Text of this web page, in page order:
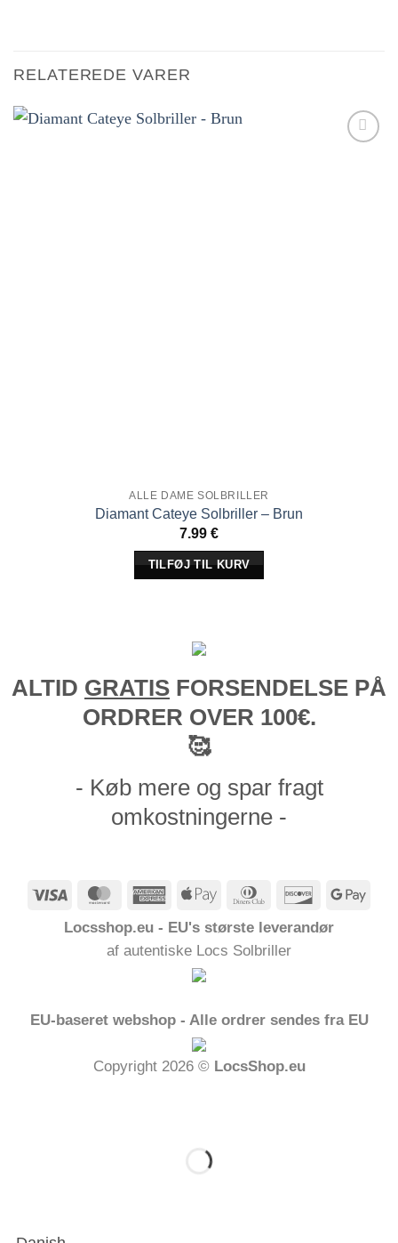
RELATEREDE VARER
ALLE DAME SOLBRILLER
Diamant Cateye Solbriller – Brun
7.99 €
TILFØJ TIL KURV
ALTID GRATIS FORSENDELSE PÅ
ORDRER OVER 100€.
🥰
- Køb mere og spar fragt
omkostningerne -
Visum MasterCardAmericanApple
Dinners
Opdage
Locsshop.eu - EU's største leverandør
af autentiske Locs Solbriller
EU-baseret webshop - Alle ordrer sendes fra EU
Copyright 2026 © LocsShop.eu